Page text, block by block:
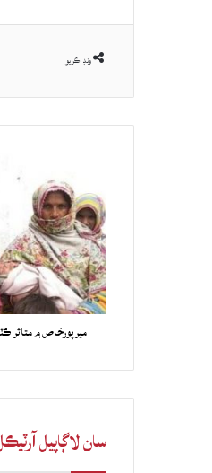
ونڊ ڪريو
ميرپورخاص ۾ متاثر
سان لاڳاپيل